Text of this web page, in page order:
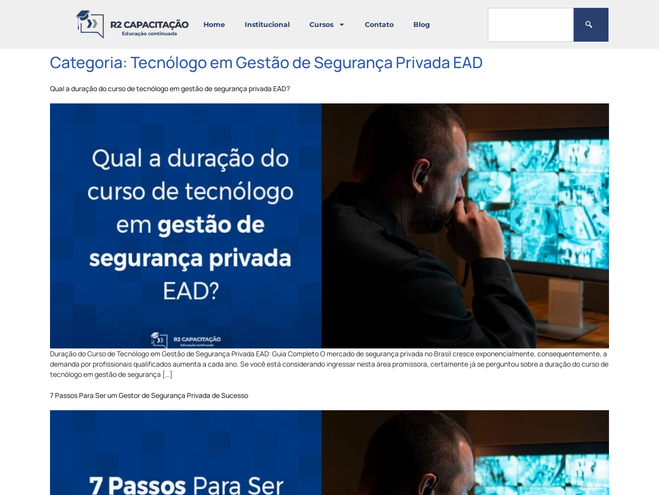
Home Institucional Cursos Contato Blog
Categoria: Tecnólogo em Gestão de Segurança Privada EAD
Qual a duração do curso de tecnólogo em gestão de segurança privada EAD?
Duração do Curso de Tecnólogo em Gestão de Segurança Privada EAD: Guia Completo O mercado de segurança privada no Brasil cresce exponencialmente, consequentemente, a
demanda por profissionais qualificados aumenta a cada ano. Se você está considerando ingressar nesta área promissora, certamente já se perguntou sobre a duração do curso de
tecnólogo em gestão de segurança […]
7 Passos Para Ser um Gestor de Segurança Privada de Sucesso